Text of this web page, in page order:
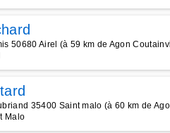
50680 Airel (à 59 km de Agon
35400 Saint malo (à 60 km de
Malo